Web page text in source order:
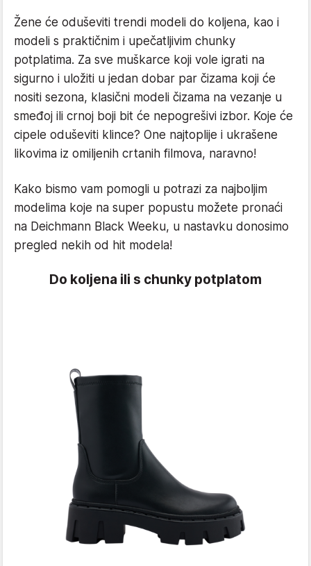
Žene će oduševiti trendi modeli do koljena, kao i
modeli s praktičnim i upečatljivim chunky
potplatima. Za sve muškarce koji vole igrati na
sigurno i uložiti u jedan dobar par čizama koji će
nositi sezona, klasični modeli čizama na vezanje u
smeđoj ili crnoj boji bit će nepogrešivi izbor. Koje će
cipele oduševiti klince? One najtoplije i ukrašene
likovima iz omiljenih crtanih filmova, naravno!
Kako bismo vam pomogli u potrazi za najboljim
modelima koje na super popustu možete pronaći
na Deichmann Black Weeku, u nastavku donosimo
pregled nekih od hit modela!
Do koljena ili s chunky potplatom